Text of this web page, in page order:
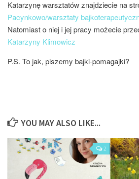
Katarzynę warsztatów znajdziecie na
Pacynkowo/warsztaty
Natomiast o niej i jej pracy możecie
Katarzyny Klimowicz
P.S. To jak, piszemy bajki-pomagajki?
YOU MAY ALSO LIKE...
2